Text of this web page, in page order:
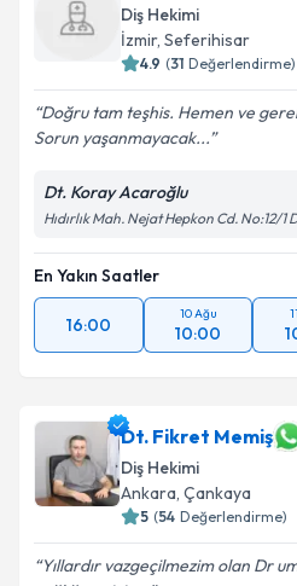
Diş Hekimi
İzmir, Seferihisar
4.9 (31 Değerlendirme)
Doğru tam teşhis. Hemen ve
Sorun yaşanmayacak...
Dt. Koray Acaroğlu
Hıdırlık Mah. Nejat Hepkon Cd. No:12/1
En Yakın Saatler
16:00
10 Ağu
10:00
Dt. Fikret Memiş
Diş Hekimi
Ankara, Çankaya
5 (54 Değerlendirme)
Yıllardır vazgeçilmezim olan Dr